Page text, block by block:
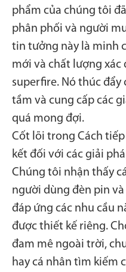
phẩm của chúng tôi
phân phối và người
tin tưởng này là minh
mới và chất lượng
superfire. Nó thúc
tầm và cung cấp các
quá mong đợi.
Cốt lõi trong Cách
kết đối với các giải
Chúng tôi nhận thấy
người dùng đèn pin
đáp ứng các nhu cầu
được thiết kế riêng.
đam mê ngoài trời,
hay cá nhân tìm kiếm